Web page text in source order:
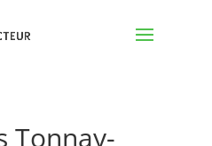
Tonnay-